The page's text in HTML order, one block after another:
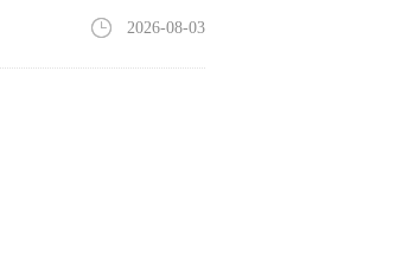
2026-08-03
领升级
下降12.7%；销额为499.4